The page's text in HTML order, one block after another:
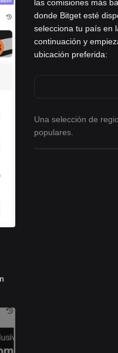
las comisiones más
donde Bitget esté
selecciona tu país en
continuación y
ubicación preferida:
Una selección de
populares.